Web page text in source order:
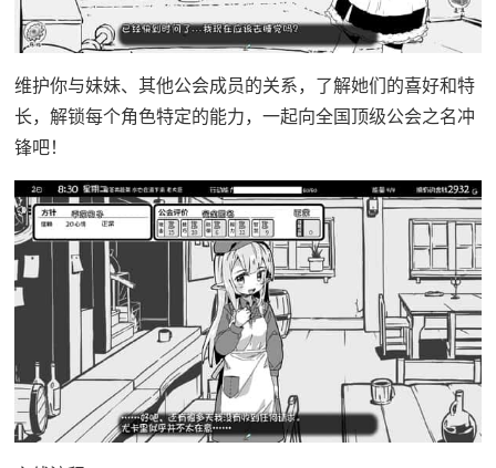
维护你与妹妹、其他公会成员的关系，了解她们的喜好和特
长，解锁每个角色特定的能力，一起向全国顶级公会之名冲
锋吧！